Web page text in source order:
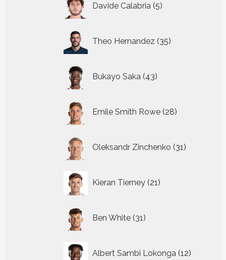
Davide Calabria 5
producten
Theo Hernandez 35
producten
Bukayo Saka 43
producten
Emile Smith Rowe 28
producten
Oleksandr Zinchenko 31
producten
Kieran Tierney 21
producten
Ben White 31
producten
Albert Sambi Lokonga 12